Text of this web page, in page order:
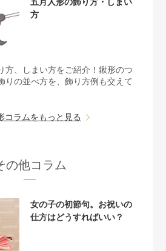
五月人形の飾り方・しまい
方
方、しまい方をご紹介！鍬形のつ
りの並べ方を、飾り方例も交えて
コラムをもっと見る
の他コラム
女の子の初節句。お祝いの
仕方はどうすればいい？